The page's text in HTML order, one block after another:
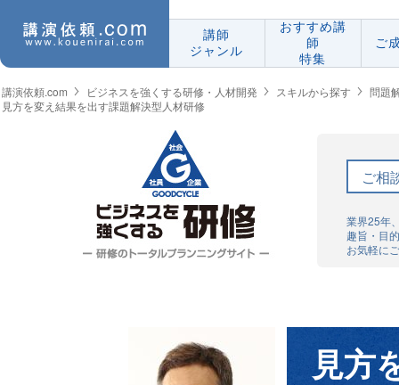
講師
ジャンル
おすすめ講
師
特集
ご
講演依頼.com ビジネスを強くする研修・人材開発 スキルから探す
問題
見方を変え結果を出す課題解決型人材研修
ご相
業界25年
趣旨・目
お気軽に
見方